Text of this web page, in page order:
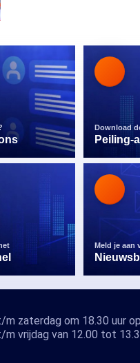
Download
Peiling-
Meld je aan
m zaterdag om 18.30 uur
m vrijdag van 12.00 tot